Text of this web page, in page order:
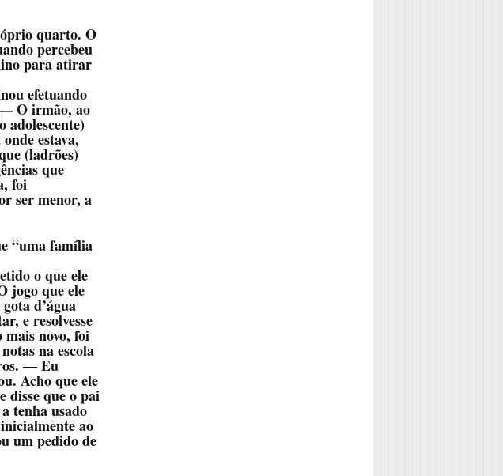
quarto. O
percebeu
para atirar
efetuando
O irmão, ao
adolescente)
estava,
(ladrões)
que
foi
ser menor, a
“uma família
o que ele
jogo que ele
d’água
e resolvesse
novo, foi
na escola
— Eu
Acho que ele
disse que o pai
tenha usado
ao
um pedido de